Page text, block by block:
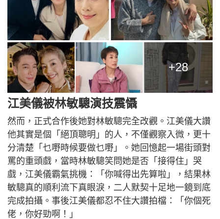
+28
江美儀被林敏驄演技震懾
然而，正式合作後她對林敏驄完全改觀。江美儀大讚
他其實是個「絕頂聰明」的人，不僅觀察入微，更十
分清楚「乜嘢時候要做乜嘢」。她回憶起一場街頭對
罵的重頭戲，當時林敏驄笑問她是否「接得住」哭
戲，江美儀霸氣挑機：「你喊得出先算啦」，結果林
敏驄真的順利流下真眼淚，二人默契十足地一鏡到底
完成拍攝。事後江美儀都忍不住大讚拍檔：「你個死
佬，你好勁啊！」